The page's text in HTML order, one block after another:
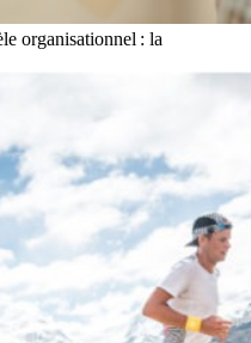
organisationnel : la